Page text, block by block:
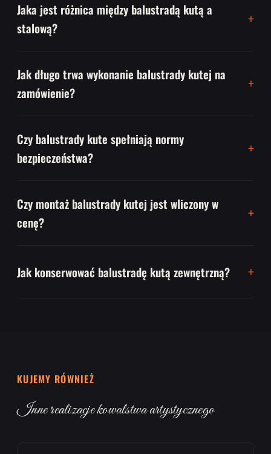
Jaka jest różnica między balustradą kutą a
stalową?
Jak długo trwa wykonanie balustrady kutej na
zamówienie?
Czy balustrady kute spełniają normy
bezpieczeństwa?
Czy montaż balustrady kutej jest wliczony w
cenę?
Jak konserwować balustradę kutą zewnętrzną?
KUJEMY RÓWNIEŻ
Inne realizacje kowalstwa artystycznego